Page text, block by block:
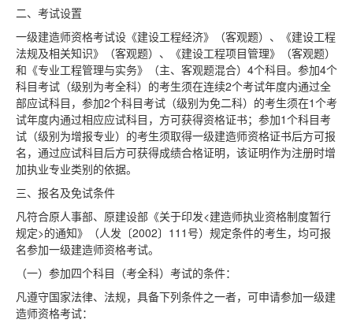
二、考试设置
一级建造师资格考试设《建设工程经济》（客观题）、《建设工程
法规及相关知识》（客观题）、《建设工程项目管理》（客观题）
和《专业工程管理与实务》（主、客观题混合）4个科目。参加4个
科目考试（级别为考全科）的考生须在连续2个考试年度内通过全
部应试科目，参加2个科目考试（级别为免二科）的考生须在1个考
试年度内通过相应应试科目，方可获得资格证书；参加1个科目考
试（级别为增报专业）的考生须取得一级建造师资格证书后方可报
名，通过应试科目后方可获得成绩合格证明，该证明作为注册时增
加执业专业类别的依据。
三、报名及免试条件
凡符合原人事部、原建设部《关于印发<建造师执业资格制度暂行
规定>的通知》（人发〔2002〕111号）规定条件的考生，均可报
名参加一级建造师资格考试。
（一）参加四个科目（考全科）考试的条件：
凡遵守国家法律、法规，具备下列条件之一者，可申请参加一级建
造师资格考试：